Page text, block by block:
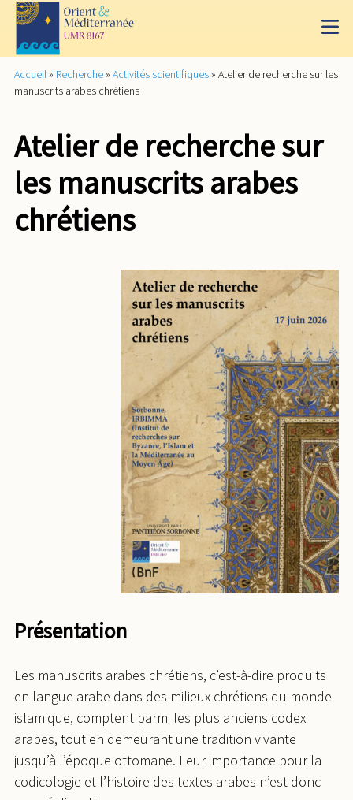
Accueil » Recherche » Activités scientifiques » Atelier de recherche sur les
manuscrits arabes chrétiens
Atelier de recherche sur
les manuscrits arabes
chrétiens
Présentation
Les manuscrits arabes chrétiens, c’est-à-dire produits
en langue arabe dans des milieux chrétiens du monde
islamique, comptent parmi les plus anciens codex
arabes, tout en demeurant une tradition vivante
jusqu’à l’époque ottomane. Leur importance pour la
codicologie et l’histoire des textes arabes n’est donc